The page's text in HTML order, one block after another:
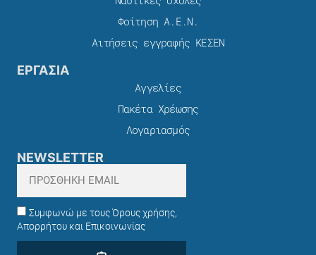
Φοίτηση Α.Ε.Ν.
Αιτήσεις εγγραφής ΚΕΣΕΝ
ΕΡΓΑΣΙΑ
Αγγελίες
Πακέτα Χρέωσης​
Λογαριασμός
NEWSLETTER
Συμφωνώ με τους Όρους χρήσης,
Απορρήτου και Επικοινωνίας